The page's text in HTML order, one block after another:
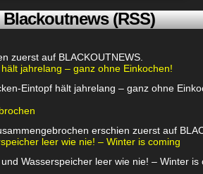
Blackoutnews (RSS)
zuerst auf BLACKOUTNEWS.
jahrelang – ganz ohne Einkochen!
Eintopf hält jahrelang – ganz ohne
erschien zuerst auf
leer wie nie! – Winter is coming
Wasserspeicher leer wie nie! – Winter